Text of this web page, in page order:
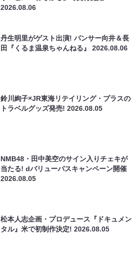
2026.08.06
丹生明里がゲスト出演! パンサー向井＆長
田『くるま温泉ちゃんねる』2026.08.06
鈴川絢子×JR東海リテイリング・プラスの
トラベルグッズ発売!2026.08.05
NMB48・田中美空のサイン入りチェキが
当たる! dバリューパスキャンペーン開催
2026.08.05
松本人志企画・プロデュース『ドキュメン
タル』米で初制作決定!2026.08.05